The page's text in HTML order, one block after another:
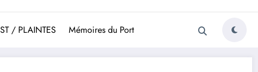
/ PLAINTES Mémoires du Port